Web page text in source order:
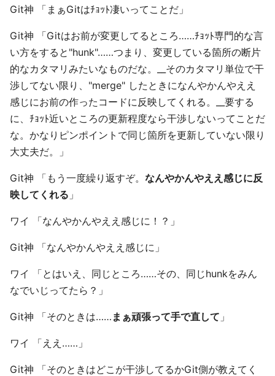
Git神 「まぁGitはﾁｮｯﾄ凄いってことだ」
Git神 「Gitはお前が変更してるところ……ﾁｮｯﾄ専門的な言
い方をすると"hunk"……つまり、変更している箇所の断片
的なカタマリみたいなものだな。__そのカタマリ単位で干
渉してない限り、"merge" したときになんやかんやええ
感じにお前の作ったコードに反映してくれる。__要する
に、ﾁｮｯﾄ近いところの更新程度なら干渉しないってことだ
な。かなりピンポイントで同じ箇所を更新していない限り
大丈夫だ。」
Git神 「もう一度繰り返すぞ。 なんやかんやええ感じに反
映してくれる 」
ワイ 「なんやかんやええ感じに！？」
Git神 「なんやかんやええ感じに」
ワイ 「とはいえ、同じところ……その、同じhunkをみん
なでいじってたら？」
Git神 「そのときは…… まぁ頑張って手で直して 」
ワイ 「ええ……」
Git神 「そのときはどこが干渉してるかGit側が教えてく